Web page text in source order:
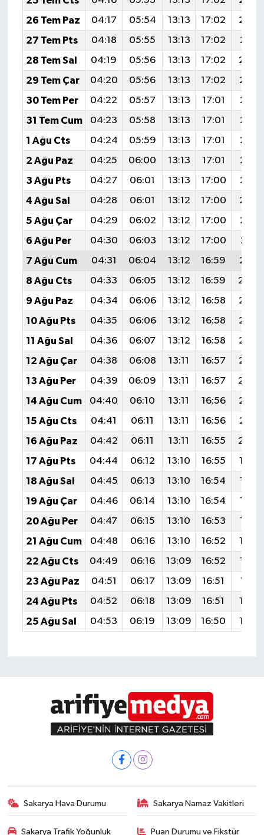
26 Tem Paz
04:17 05:54 13:13 17:02
27 Tem Pts
04:18 05:55 13:13 17:02
20:21
28 Tem Sal
04:19 05:56 13:13 17:02
29 Tem Çar
04:20 05:56 13:13 17:02
30 Tem Per
04:22 05:57 13:13 17:01
20:18
31 Tem Cum
04:23 05:58 13:13 17:01
20:17
1 Ağu Cts
04:24 05:59 13:13 17:01
20:16
2 Ağu Paz
04:25 06:00 13:13 17:01
20:16
3 Ağu Pts
04:27 06:01 13:13 17:00
20:15
4 Ağu Sal
04:28 06:01 13:12 17:00
5 Ağu Çar
04:29 06:02 13:12 17:00
20:13
6 Ağu Per
04:30 06:03 13:12 17:00
20:11
7 Ağu Cum
04:31 06:04 13:12 16:59
8 Ağu Cts
04:33 06:05 13:12 16:59
9 Ağu Paz
04:34 06:06 13:12 16:58
10 Ağu Pts
04:35 06:06 13:12 16:58
11 Ağu Sal
04:36 06:07 13:12 16:58
12 Ağu Çar
04:38 06:08 13:11 16:57
13 Ağu Per
04:39 06:09 13:11 16:57
14 Ağu Cum
04:40 06:10 13:11 16:56
15 Ağu Cts
04:41 06:11 13:11 16:56
16 Ağu Paz
04:42 06:11 13:11 16:55
17 Ağu Pts
04:44 06:12 13:10 16:55
18 Ağu Sal
04:45 06:13 13:10 16:54
19:57
19 Ağu Çar
04:46 06:14 13:10 16:54
19:56
20 Ağu Per
04:47 06:15 13:10 16:53
19:55
21 Ağu Cum
04:48 06:16 13:10 16:52
22 Ağu Cts
04:49 06:16 13:09 16:52
19:52
23 Ağu Paz
04:51 06:17 13:09 16:51
19:51
24 Ağu Pts
04:52 06:18 13:09 16:51
25 Ağu Sal
04:53 06:19 13:09 16:50
Sakarya Hava Durumu Sakarya Namaz Vakitleri
Sakarya Trafik Yoğunluk Puan Durumu ve Fikstür